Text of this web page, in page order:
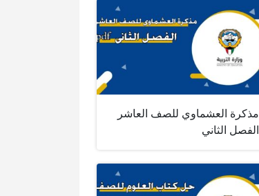
مذكرة العشماوي للصف العاشر
الفصل الثاني